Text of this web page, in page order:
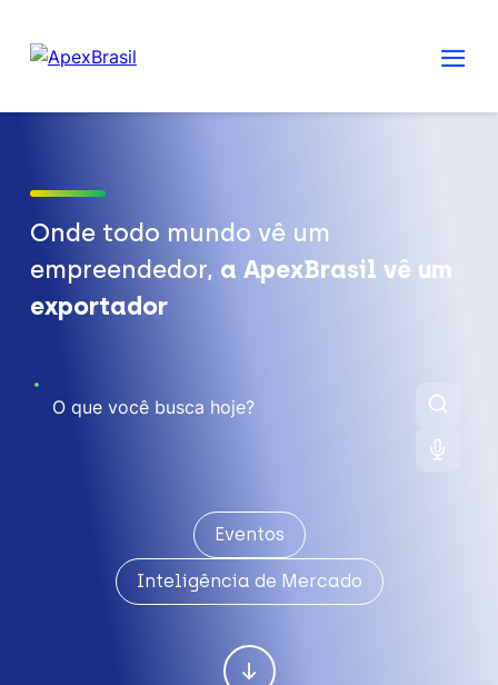
Onde todo mundo vê um
empreendedor, a ApexBrasil vê um
exportador
Eventos
Inteligência de Mercado